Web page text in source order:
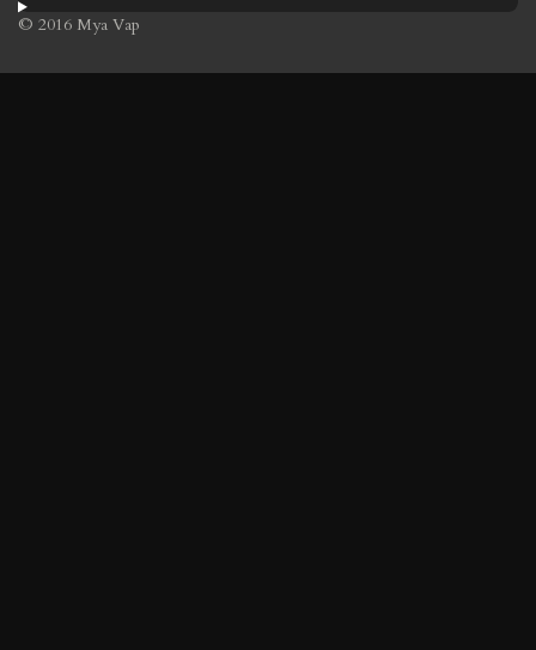
© 2016 Mya Vap